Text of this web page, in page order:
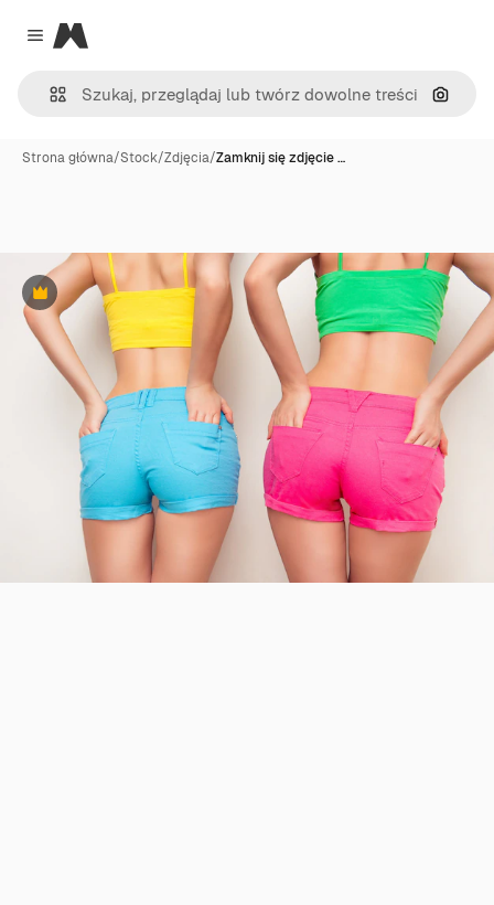
Close menu
Magnific
Szukaj
Strona główna/Stock/Zdjęcia/Zamknij się zdjęcie …
Premium